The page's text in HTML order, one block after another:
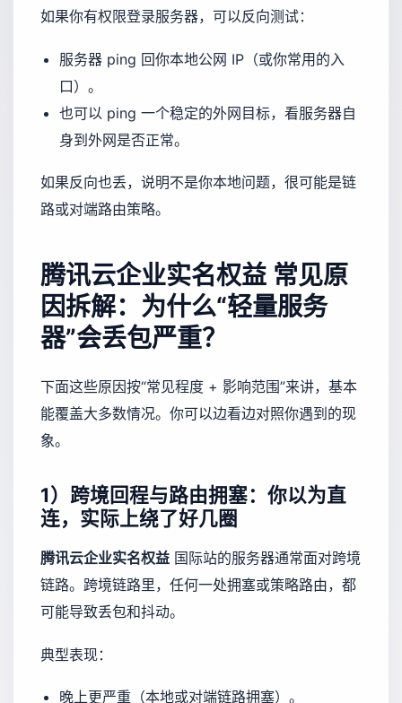
如果你有权限登录服务器，可以反向测试：
服务器 ping 回你本地公网 IP（或你常用的入
口）。
也可以 ping 一个稳定的外网目标，看服务器自
身到外网是否正常。
如果反向也丢，说明不是你本地问题，很可能是链
路或对端路由策略。
腾讯云企业实名权益 常见原
因拆解：为什么“轻量服务
器”会丢包严重？
下面这些原因按“常见程度 + 影响范围”来讲，基本
能覆盖大多数情况。你可以边看边对照你遇到的现
象。
1）跨境回程与路由拥塞：你以为直
连，实际上绕了好几圈
腾讯云企业实名权益 国际站的服务器通常面对跨境
链路。跨境链路里，任何一处拥塞或策略路由，都
可能导致丢包和抖动。
典型表现：
晚上更严重（本地或对端链路拥塞）。